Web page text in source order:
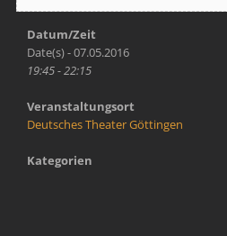
Datum/Zeit
Date(s) - 07.05.2016
19:45 - 22:15
Veranstaltungsort
Deutsches Theater Göttingen
Kategorien